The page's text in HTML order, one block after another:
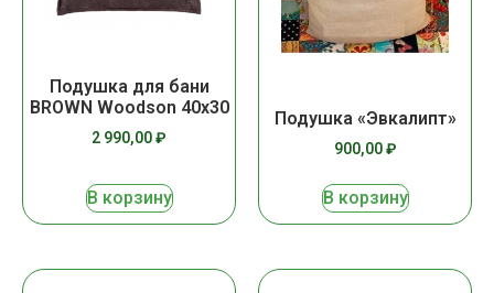
Подушка для бани
BROWN Woodson 40х30
2 990,00₽
В корзину
Подушка «Эвкалипт»
900,00₽
В корзину